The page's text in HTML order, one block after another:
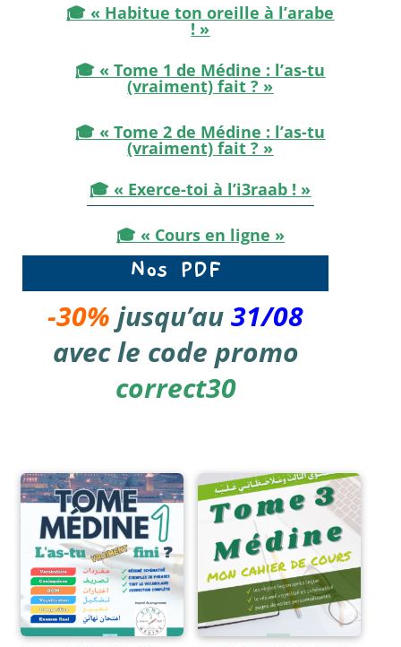
🎓 « Habitue ton oreille à l’arabe
! »
🎓 « Tome 1 de Médine : l’as-tu
(vraiment) fait ? »
🎓 « Tome 2 de Médine : l’as-tu
(vraiment) fait ? »
🎓 « Exerce-toi à l’i3raab ! »
🎓 « Cours en ligne »
Nos PDF
-30% jusqu’au31/08
avec le code promo
correct30